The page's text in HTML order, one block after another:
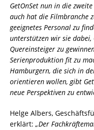
GetOnSet nun in die
auch hat die Filmbranche
geeignetes Personal zu
unterstützen wir sie
Quereinsteiger zu
Serienproduktion fit zu
Hamburgern, die sich in
orientieren wollen, gibt
neue Perspektiven zu
Helge Albers,
erklärt: „Der